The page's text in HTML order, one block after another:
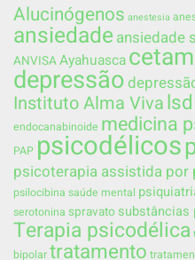
Alucinógenos anestesia
ansiedade ansiedade
ANVISAAyahuasca
depressão
Instituto Alma Vivalsd
endocanabinoide medicina
PAP psicodélicos
psicoterapia assistida por
psilocibina saúde mental
serotonina spravato substâncias
Terapia psicodélica
bipolartratamento